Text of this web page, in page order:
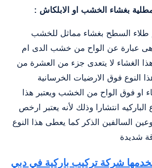
بغشاء الخشب او الابلكاش :
طلاء السطح بغشاء مماثل للخشب
عبارة عن الواح من خشب الدى ام
الغشاء لا يتعدى جزء من العشرة من
النوع فوق الارضيات الخرسانية
او فوق الواح من الخشب ويعتبر هذا
الباركيه انتشارا وذلك لأنه يعتبر ارخص
السالفين الذكر كما يعطى هذا النوع
شديدة
شركة تركيب باركية في دبي